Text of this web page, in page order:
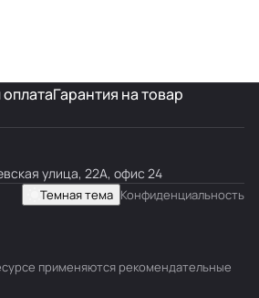
Гарантия на товар
улица, 22А, офис 24
Темная тема Конфиденциальность
применяются рекомендательные